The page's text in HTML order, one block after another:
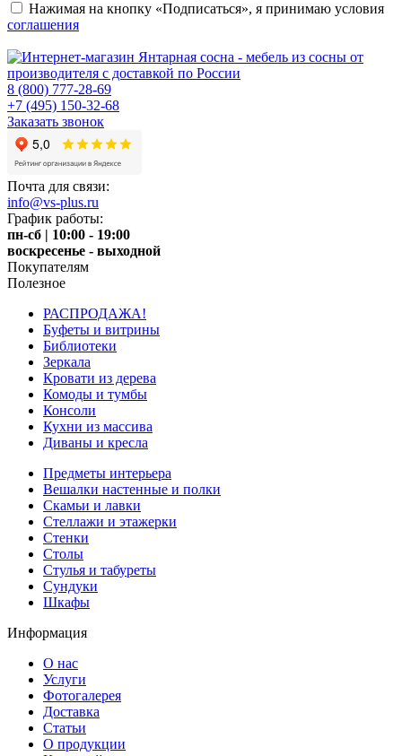
Нажимая на кнопку «Подписаться», я принимаю условия
соглашения
8 (800) 777-28-69
+7 (495) 150-32-68
Заказать звонок
Почта для связи:
info@vs-plus.ru
График работы:
пн-сб | 10:00 - 19:00
воскресенье - выходной
Покупателям
Полезное
РАСПРОДАЖА!
Буфеты и витрины
Библиотеки
Зеркала
Кровати из дерева
Комоды и тумбы
Консоли
Кухни из массива
Диваны и кресла
Предметы интерьера
Вешалки настенные и полки
Скамьи и лавки
Стеллажи и этажерки
Стенки
Столы
Стулья и табуреты
Сундуки
Шкафы
Информация
О нас
Услуги
Фотогалерея
Доставка
Статьи
О продукции